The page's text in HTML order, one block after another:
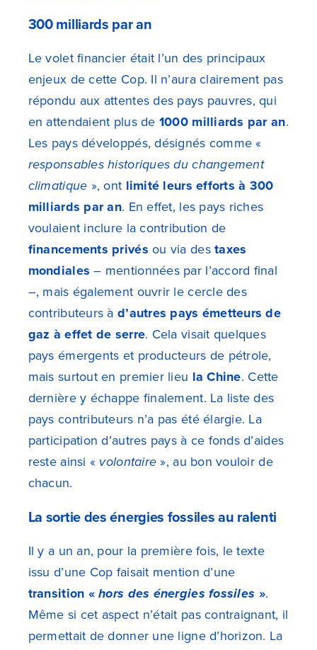
300 milliards par an
Le volet financier était l’un des principaux
enjeux de cette Cop. Il n’aura clairement pas
répondu aux attentes des pays pauvres, qui
en attendaient plus de 1000 milliards par an.
Les pays développés, désignés comme «
responsables historiques du changement
climatique », ont limité leurs efforts à 300
milliards par an. En effet, les pays riches
voulaient inclure la contribution de
financements privés ou via destaxes
mondiales – mentionnées par l’accord final
–, mais également ouvrir le cercle des
contributeurs àd’autres pays émetteurs de
gaz à effet de serre. Cela visait quelques
pays émergents et producteurs de pétrole,
mais surtout en premier lieu la Chine. Cette
dernière y échappe finalement. La liste des
pays contributeurs n’a pas été élargie. La
participation d’autres pays à ce fonds d’aides
reste ainsi « volontaire», au bon vouloir de
chacun.
La sortie des énergies fossiles au ralenti
Il y a un an, pour la première fois, le texte
issu d’une Cop faisait mention d’une
transition «hors des énergies fossiles ».
Même si cet aspect n’était pas contraignant, il
permettait de donner une ligne d’horizon. La